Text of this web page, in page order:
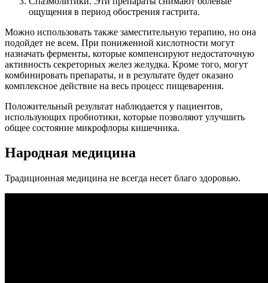
ощущения в период обострения гастрита.
Можно использовать также заместительную терапию, но она
подойдет не всем. При пониженной кислотности могут
назначать ферменты, которые компенсируют недостаточную
активность секреторных желез желудка. Кроме того, могут
комбинировать препараты, и в результате будет оказано
комплексное действие на весь процесс пищеварения.
Положительный результат наблюдается у пациентов,
использующих пробиотики, которые позволяют улучшить
общее состояние микрофлоры кишечника.
Народная медицина
Традиционная медицина не всегда несет благо здоровью.